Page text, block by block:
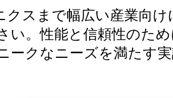
スまで幅広い産業向け
。性能と信頼性のた
クなニーズを満たす